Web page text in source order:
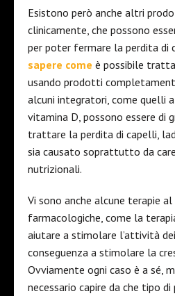
Esistono però anche altri
clinicamente, che possono
per poter fermare la perdita di
sapere come è possibile
usando prodotti
alcuni integratori, come quelli
vitamina D, possono essere di
trattare la perdita di capelli,
sia causato soprattutto da
nutrizionali.
Vi sono anche alcune terapie
farmacologiche, come la
aiutare a stimolare l’attività
conseguenza a stimolare la
Ovviamente ogni caso è a sé,
necessario capire da che tipo